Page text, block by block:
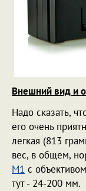
Внешний вид и
Надо сказать,
его очень
легкая (813
вес, в общем,
M1 с
тут - 24-200 мм.